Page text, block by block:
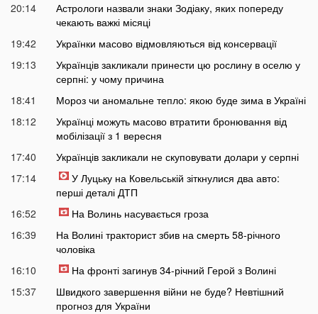
20:14
Астрологи назвали знаки Зодіаку, яких попереду
чекають важкі місяці
19:42
Українки масово відмовляються від консервації
19:13
Українців закликали принести цю рослину в оселю у
серпні: у чому причина
18:41
Мороз чи аномальне тепло: якою буде зима в Україні
18:12
Українці можуть масово втратити бронювання від
мобілізації з 1 вересня
17:40
Українців закликали не скуповувати долари у серпні
17:14
У Луцьку на Ковельській зіткнулися два авто:
перші деталі ДТП
16:52
На Волинь насувається гроза
16:39
На Волині тракторист збив на смерть 58-річного
чоловіка
16:10
На фронті загинув 34-річний Герой з Волині
15:37
Швидкого завершення війни не буде? Невтішний
прогноз для України